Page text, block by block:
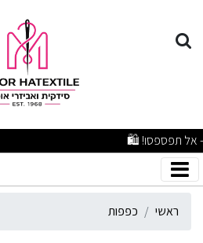
כפפות
איכותיים ברמה שלא הכרתם – אל תפספסו! 🛍️
ראשי כפפות